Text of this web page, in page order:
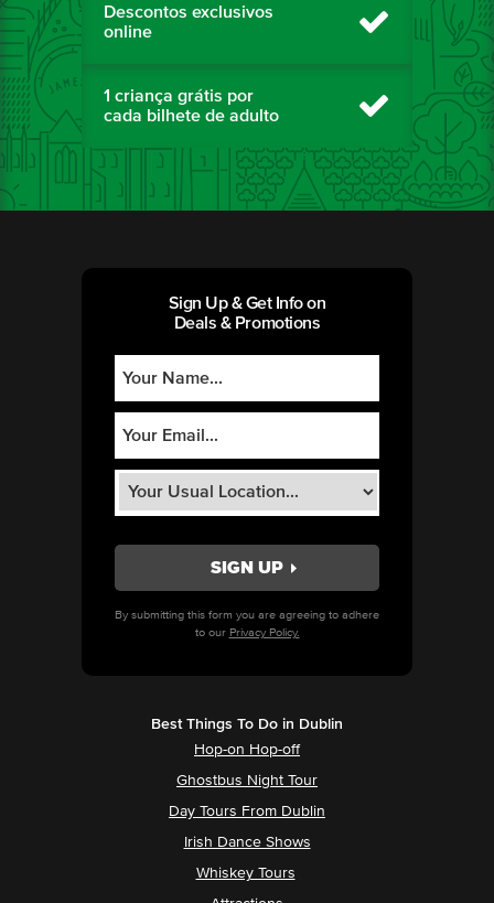
Descontos exclusivos
online
1 criança grátis por
cada bilhete de adulto
Sign Up & Get Info on
Deals & Promotions
By submitting this form you are agreeing to adhere
to our Privacy Policy.
Best Things To Do in Dublin
Hop-on Hop-off
Ghostbus Night Tour
Day Tours From Dublin
Irish Dance Shows
Whiskey Tours